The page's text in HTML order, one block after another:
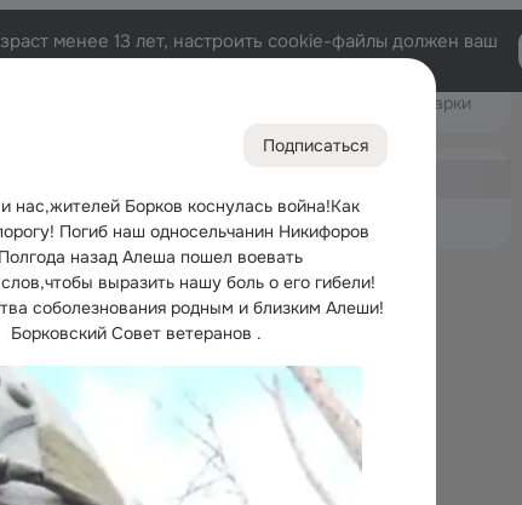
Подписаться
нас,жителей Борков коснулась война!Как
Погиб наш односельчанин Никифоров
назад Алеша пошел воевать
выразить нашу боль о его гибели!
соболезнования родным и близким Алеши!
Совет ветеранов .
менее 13 лет, настроить cookie-файлы должен ваш
Подарки
Дополнительная
Обсуждаемые